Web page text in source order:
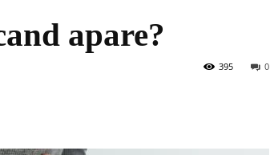
apare?
0
395